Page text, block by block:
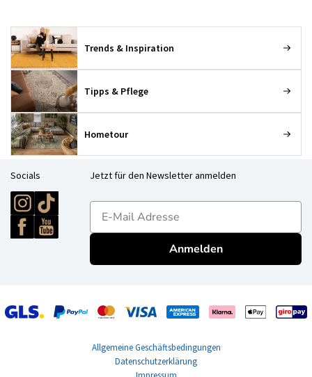
Trends & Inspiration
Tipps & Pflege
Hometour
Socials Jetzt für den Newsletter anmelden
E-mailadres
Anmelden
Allgemeine Geschäftsbedingungen
Datenschutzerklärung